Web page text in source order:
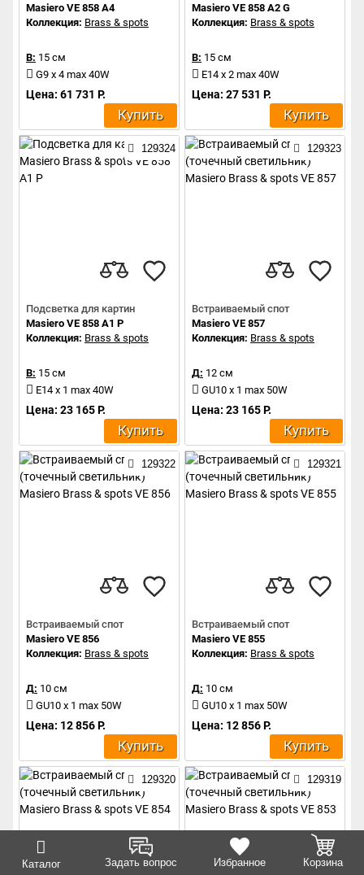
Каталог Задать вопрос Избранное Корзина
Masiero VE 858 A4
Коллекция: Brass & spots
В: 15 см
G9 x 4 max 40W
Цена: 61 731 Р.
Купить
Masiero VE 858 A2 G
Коллекция: Brass & spots
В: 15 см
E14 x 2 max 40W
Цена: 27 531 Р.
Купить
129324
Подсветка для картин
Masiero VE 858 A1 P
Коллекция: Brass & spots
В: 15 см
E14 x 1 max 40W
Цена: 23 165 Р.
Купить
129323
Встраиваемый спот
Masiero VE 857
Коллекция: Brass & spots
Д: 12 см
GU10 x 1 max 50W
Цена: 23 165 Р.
Купить
129322
Встраиваемый спот
Masiero VE 856
Коллекция: Brass & spots
Д: 10 см
GU10 x 1 max 50W
Цена: 12 856 Р.
Купить
129321
Встраиваемый спот
Masiero VE 855
Коллекция: Brass & spots
Д: 10 см
GU10 x 1 max 50W
Цена: 12 856 Р.
Купить
129320 129319